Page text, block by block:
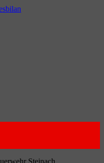
Steinach